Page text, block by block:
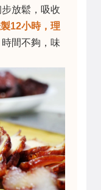
放鬆，吸收
12小時，理
間不夠，味